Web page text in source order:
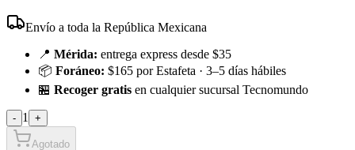
Envío a toda la República Mexicana
📍 Mérida: entrega express desde $35
📦 Foráneo: $165 por Estafeta · 3–5 días hábiles
🏪 Recoger gratis en cualquier sucursal Tecnomundo
- 1 +
Agotado